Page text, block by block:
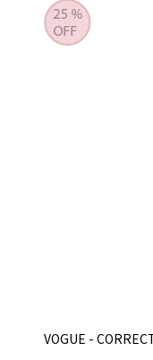
VOGUE -